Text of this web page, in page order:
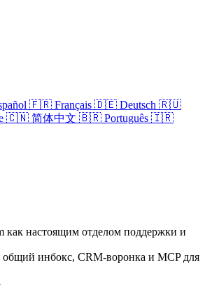
🇫🇷 Français 🇩🇪 Deutsch 🇷🇺
🇨🇳 简体中文 🇧🇷 Português 🇮🇷
как настоящим отделом поддержки и
общий инбокс, CRM-воронка и MCP для